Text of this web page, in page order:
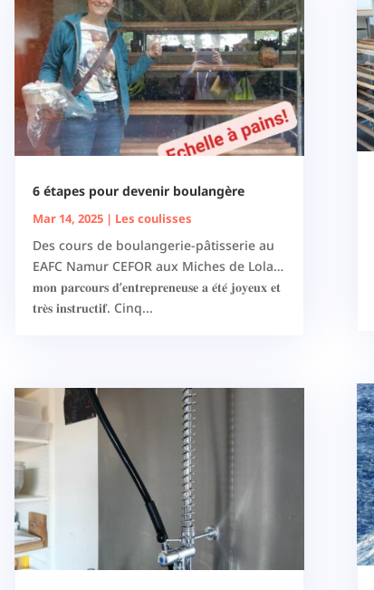
6 étapes pour devenir boulangère
Mar 14, 2025| Les coulisses
Des cours de boulangerie-pâtisserie au
EAFC Namur CEFOR aux Miches de Lola…
𝐦𝐨𝐧 𝐩𝐚𝐫𝐜𝐨𝐮𝐫𝐬 𝐝’𝐞𝐧𝐭𝐫𝐞𝐩𝐫𝐞𝐧𝐞𝐮𝐬𝐞 𝐚 𝐞́𝐭𝐞́ 𝐣𝐨𝐲𝐞𝐮𝐱 𝐞𝐭
𝐭𝐫𝐞̀𝐬 𝐢𝐧𝐬𝐭𝐫𝐮𝐜𝐭𝐢𝐟. Cinq...